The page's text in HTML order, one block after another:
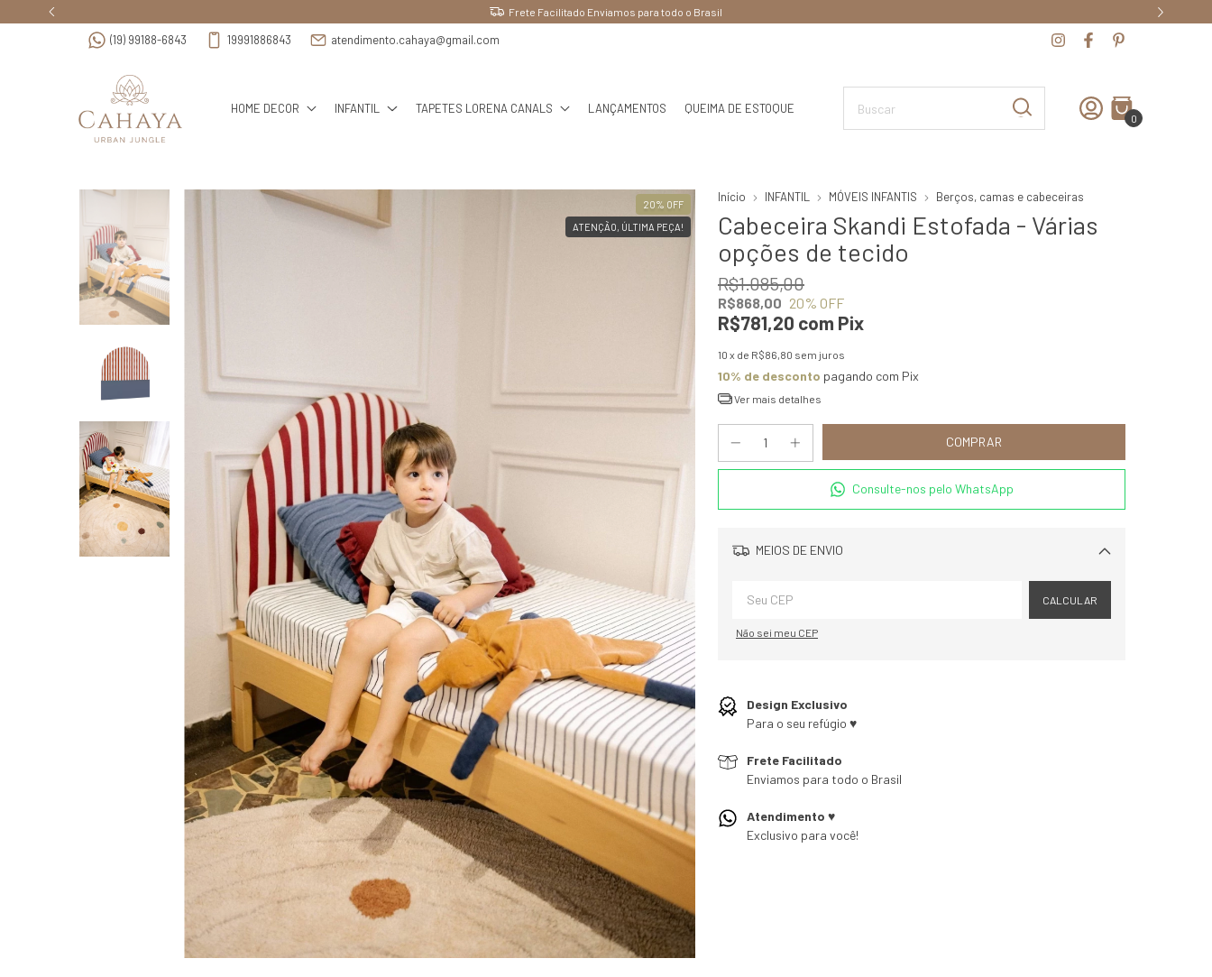
Ganhe 10% OFF pagando no PIX
(19) 99188-6843 19991886843 atendimento.cahaya@gmail.com
HOME DECOR INFANTIL TAPETES LORENA CANALS LANÇAMENTOS QUEIMA DE ESTOQUE
0
20% OFF
ATENÇÃO, ÚLTIMA PEÇA!
Início INFANTIL MÓVEIS INFANTIS Berços, camas e cabeceiras
Cabeceira Skandi Estofada - Várias
opções de tecido
R$1.085,00
R$868,00 20% OFF
R$781,20 com Pix
10 x de R$86,80 sem juros
10% de desconto pagando com Pix
Ver mais detalhes
Consulte-nos pelo WhatsApp
MEIOS DE ENVIO
Alterar CEP
CALCULAR
Não sei meu CEP
Design Exclusivo
Para o seu refúgio ♥
Frete Facilitado
Enviamos para todo o Brasil
Atendimento ♥
Exclusivo para você!